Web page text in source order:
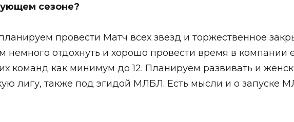
сезоне?
провести Матч всех звезд и торжественное
немного отдохнуть и хорошо провести время в
команд как минимум до 12. Планируем развивать и
лигу, также под эгидой МЛБЛ. Есть мысли и о запуске